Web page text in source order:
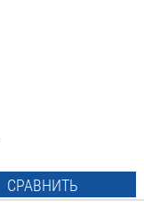
СРАВНИТЬ